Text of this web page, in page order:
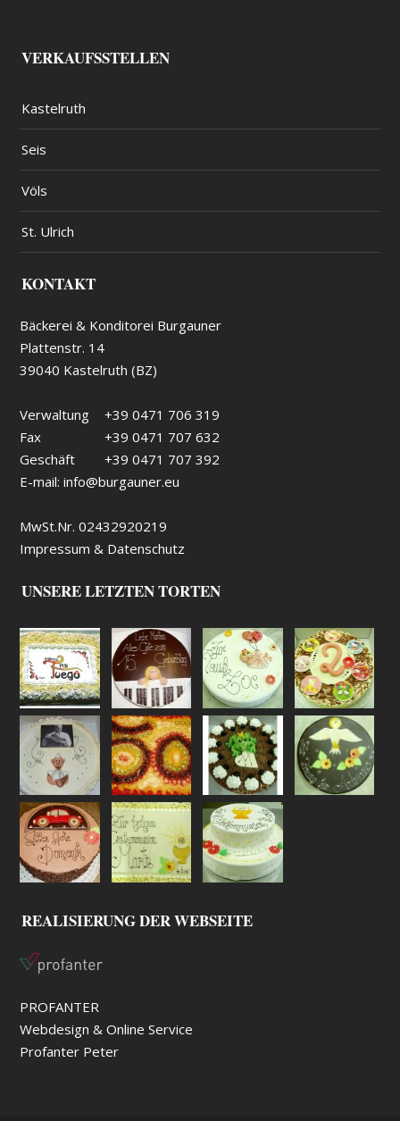
VERKAUFSSTELLEN
Kastelruth
Seis
Völs
St. Ulrich
KONTAKT
Bäckerei & Konditorei Burgauner
Plattenstr. 14
39040 Kastelruth (BZ)
Verwaltung
+39 0471 706 319
Fax
+39 0471 707 632
Geschäft
+39 0471 707 392
E-mail:info@burgauner.eu
MwSt.Nr. 02432920219
Impressum & Datenschutz
UNSERE LETZTEN TORTEN
REALISIERUNG DER WEBSEITE
PROFANTER
Webdesign & Online Service
Profanter Peter